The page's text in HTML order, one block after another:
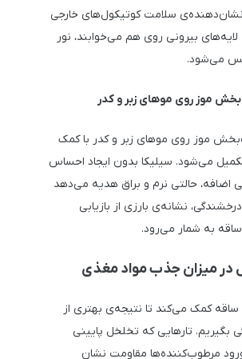
نشان‌دهنده‌ی سلامت کوتیکول‌های خارجی
بیرونی روی هم می‌خوابند، نور
می‌شود.
موز روی موهای زبر و کدر
موز روی موهای زبر و کدر با کمک
می‌شود. سیلیکا بدون ایجاد احساس
اضافه، حالتی نرم و براق هدیه می‌دهد
نشانه‌ی بارزی از بازیابی
به شمار می‌رود.
میزان جذب مواد مغذی
کمک می‌کند تا نتیجه‌ی بهتری از
بگیریم. تارهایی که تخلخل پایینی
ورود مرطوب‌کننده‌ها مقاومت نشان